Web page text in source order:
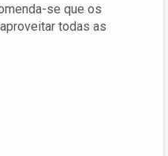
se que os
todas as